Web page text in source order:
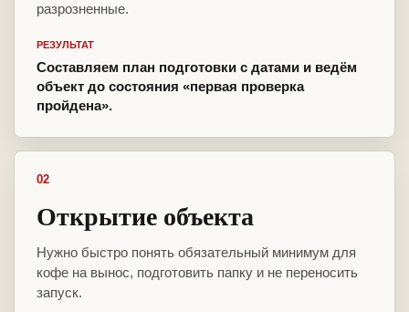
разрозненные.
РЕЗУЛЬТАТ
Составляем план подготовки с датами и ведём
объект до состояния «первая проверка
пройдена».
02
Открытие объекта
Нужно быстро понять обязательный минимум для
кофе на вынос, подготовить папку и не переносить
запуск.